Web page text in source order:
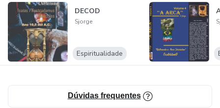
DECOD
Sjorge
Espiritualidade
Dúvidas frequentes